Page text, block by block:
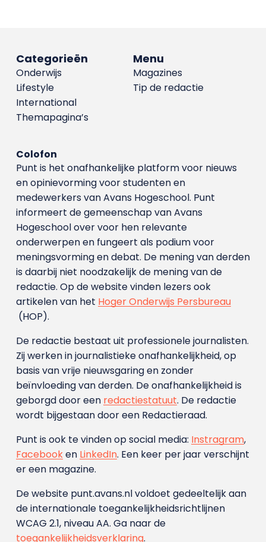
Menu
Magazines
Tip de redactie
Categorieën
Onderwijs
Lifestyle
International
Themapagina’s
Colofon
Punt is het onafhankelijke platform voor nieuws
en opinievorming voor studenten en
medewerkers van Avans Hoge­school. Punt
informeert de gemeenschap van Avans
Hogeschool over voor hen relevante
onderwerpen en fungeert als podium voor
meningsvorming en debat. De mening van derden
is daarbij niet noodzakelijk de mening van de
redactie. Op de website vinden lezers ook
artikelen van het Hoger Onderwijs Persbureau
(HOP).
De redactie bestaat uit professionele journalisten.
Zij werken in journalistieke onafhankelijkheid, op
basis van vrije nieuwsgaring en zonder
beïnvloeding van derden. De onafhankelijkheid is
geborgd door een redactiestatuut. De redactie
wordt bijgestaan door een Redactieraad.
Punt is ook te vinden op social media: Instragram,
Facebooken LinkedIn. Een keer per jaar verschijnt
er een magazine.
De website punt.avans.nl voldoet gedeeltelijk aan
de internationale toegankelijkheidsrichtlijnen
WCAG 2.1, niveau AA. Ga naar de
toegankelijkheidsverklaring.